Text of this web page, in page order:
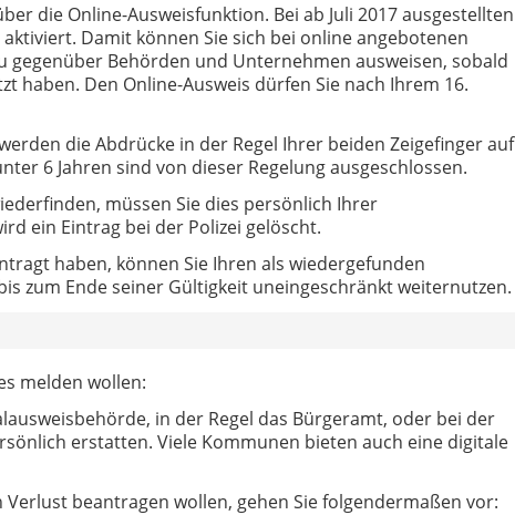
die Online-Ausweisfunktion. Bei ab Juli 2017 ausgestellten
Damit können Sie sich bei online angebotenen
Behörden und Unternehmen ausweisen, sobald
haben. Den Online-Ausweis dürfen Sie nach Ihrem 16.
die Abdrücke in der Regel Ihrer beiden Zeigefinger auf
6 Jahren sind von dieser Regelung ausgeschlossen.
müssen Sie dies persönlich Ihrer
ein Eintrag bei der Polizei gelöscht.
haben, können Sie Ihren als wiedergefunden
zum Ende seiner Gültigkeit uneingeschränkt weiternutzen.
melden wollen:
in der Regel das Bürgeramt, oder bei der
erstatten. Viele Kommunen bieten auch eine digitale
beantragen wollen, gehen Sie folgendermaßen vor: